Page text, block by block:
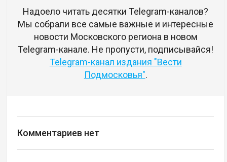
Надоело читать десятки Telegram-каналов?
Мы собрали все самые важные и интересные
новости Московского региона в новом
Telegram-канале. Не пропусти, подписывайся!
Telegram-канал издания "Вести
Подмосковья".
Комментариев нет